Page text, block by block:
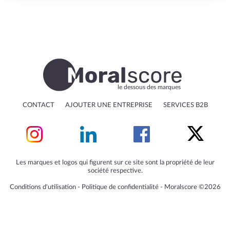
le dessous des marques
CONTACT AJOUTER UNE ENTREPRISE SERVICES B2B
Les marques et logos qui figurent sur ce site sont la propriété de leur
société respective.
Conditions d'utilisation‐ Politique de confidentialité‐ Moralscore ©2026